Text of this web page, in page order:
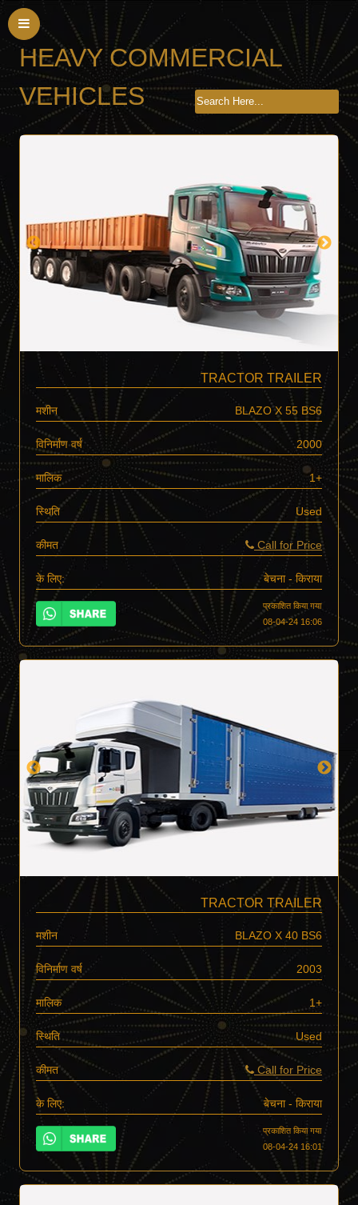
HEAVY COMMERCIAL
VEHICLES
TRACTOR TRAILER
मशीन BLAZO X 55 BS6
विनिर्माण वर्ष 2000
मालिक 1+
स्थिति Used
कीमत Call for Price
के लिए: बेचना - किराया
प्रकाशित किया गया
08-04-24 16:06
TRACTOR TRAILER
मशीन BLAZO X 40 BS6
विनिर्माण वर्ष 2003
मालिक 1+
स्थिति Used
कीमत Call for Price
के लिए: बेचना - किराया
प्रकाशित किया गया
08-04-24 16:01